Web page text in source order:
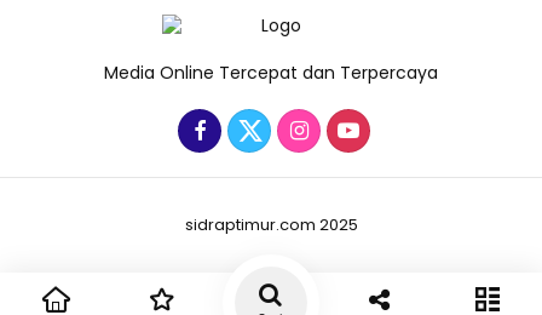
Media Online Tercepat dan Terpercaya
sidraptimur.com 2025